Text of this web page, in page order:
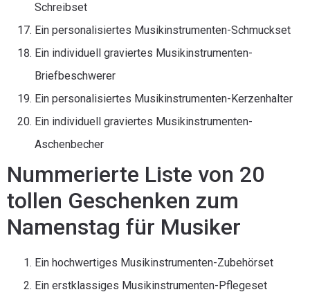
Schreibset
Ein personalisiertes Musikinstrumenten-Schmuckset
Ein individuell graviertes Musikinstrumenten-
Briefbeschwerer
Ein personalisiertes Musikinstrumenten-Kerzenhalter
Ein individuell graviertes Musikinstrumenten-
Aschenbecher
Nummerierte Liste von 20
tollen Geschenken zum
Namenstag für Musiker
Ein hochwertiges Musikinstrumenten-Zubehörset
Ein erstklassiges Musikinstrumenten-Pflegeset